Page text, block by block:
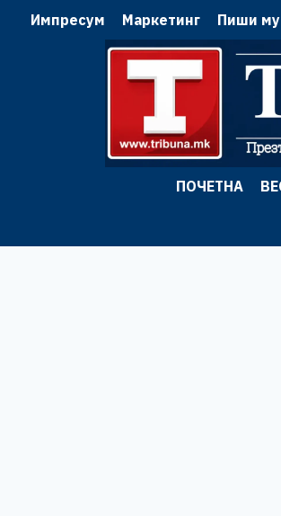
Импресум Маркетинг Пиши му
ПОЧЕТНА